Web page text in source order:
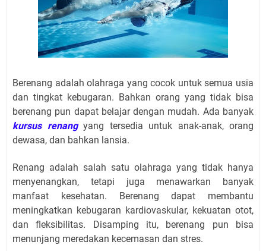
Berenang adalah olahraga yang cocok untuk semua usia
dan tingkat kebugaran. Bahkan orang yang tidak bisa
berenang pun dapat belajar dengan mudah. Ada banyak
kursus renangyang tersedia untuk anak-anak, orang
dewasa, dan bahkan lansia.
Renang adalah salah satu olahraga yang tidak hanya
menyenangkan, tetapi juga menawarkan banyak
manfaat kesehatan. Berenang dapat membantu
meningkatkan kebugaran kardiovaskular, kekuatan otot,
dan fleksibilitas. Disamping itu, berenang pun bisa
menunjang meredakan kecemasan dan stres.